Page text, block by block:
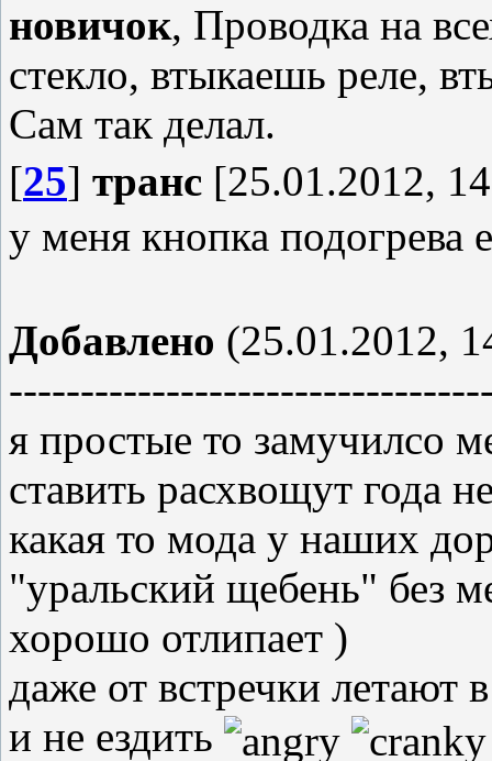
новичок, Проводка на
стекло, втыкаешь реле,
Сам так делал.
[25] транс [25.01.2012,
у меня кнопка подогрева
Добавлено (25.01.2012,
я простые то замучилсо
ставить расхвощут года
какая то мода у наших
"уральский щебень" без
хорошо отлипает )
даже от встречки летают
и не ездить